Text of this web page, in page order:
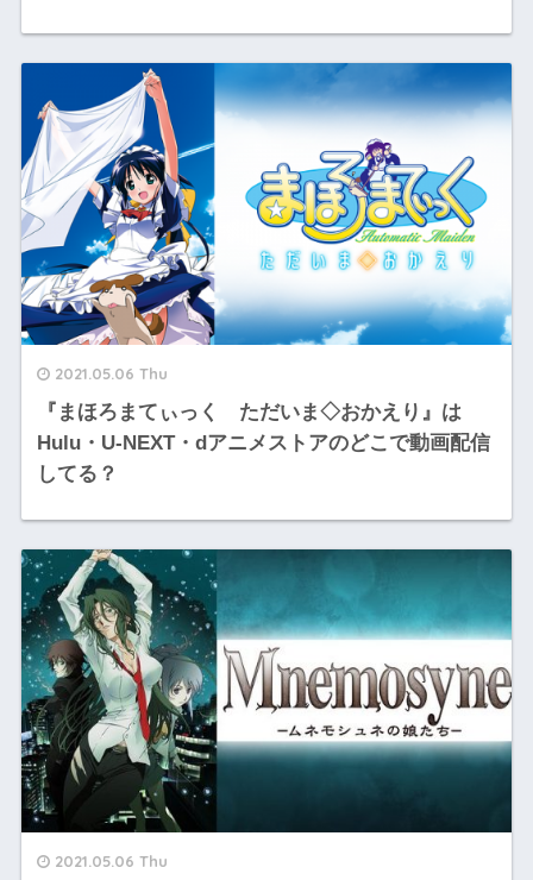
2021.05.06 Thu
『まほろまてぃっく ただいま◇おかえり』は
Hulu・U-NEXT・dアニメストアのどこで動画配信
してる？
2021.05.06 Thu